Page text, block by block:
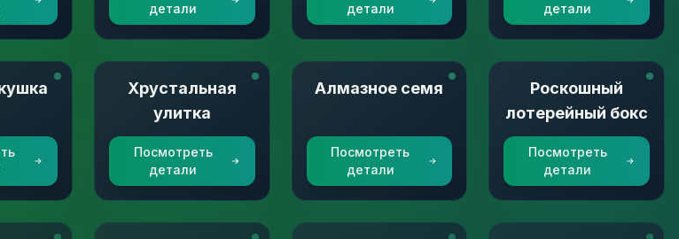
детали
детали
детали
Хрустальная
улитка
Посмотреть
детали
Алмазное семя
Посмотреть
детали
Роскошный
лотерейный бокс
Посмотреть
детали